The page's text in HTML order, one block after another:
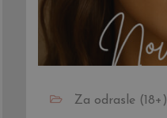
Za odrasle (18+)